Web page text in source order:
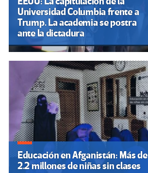
Universidad Columbia frente a
Trump. La academia se postra
ante la dictadura
Educación en Afganistán: Más de
2.2 millones de niñas sin clases